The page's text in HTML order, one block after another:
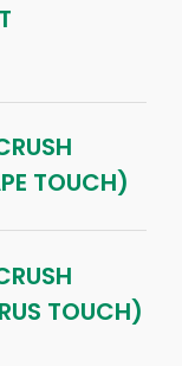
TOUCH)
TOUCH)